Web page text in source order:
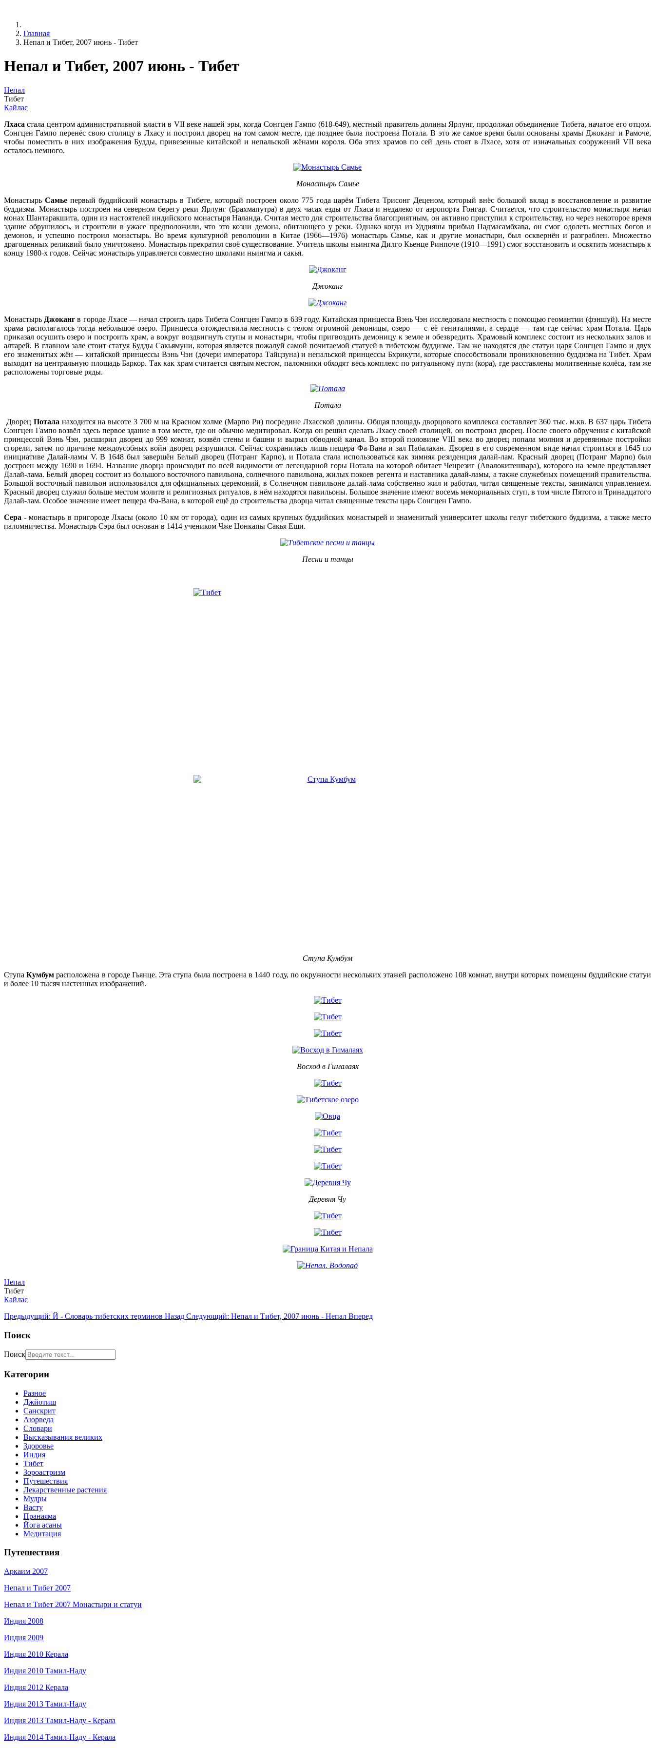
Главная
Непал и Тибет, 2007 июнь - Тибет
Непал и Тибет, 2007 июнь - Тибет
Непал
Тибет
Кайлас
Лхаса стала центром административной власти в VII веке нашей эры, когда Сонгцен Гампо (618-649), местный правитель долины Ярлунг, продолжал объединение Тибета, начатое его отцом.
Сонгцен Гампо перенёс свою столицу в Лхасу и построил дворец на том самом месте, где позднее была построена Потала. В это же самое время были основаны храмы Джоканг и Рамоче,
чтобы поместить в них изображения Будды, привезенные китайской и непальской жёнами короля. Оба этих храмов по сей день стоят в Лхасе, хотя от изначальных сооружений VII века
осталось немного.
Монастырь Самье
Монастырь Самьепервый буддийский монастырь в Тибете, который построен около 775 года царём Тибета Трисонг Деценом, который внёс большой вклад в восстановление и развитие
буддизма. Монастырь построен на северном берегу реки Ярлунг (Брахмапутра) в двух часах езды от Лхаса и недалеко от аэропорта Гонгар. Считается, что строительство монастыря начал
монах Шантаракшита, один из настоятелей индийского монастыря Наланда. Считая место для строительства благоприятным, он активно приступил к строительству, но через некоторое время
здание обрушилось, и строители в ужасе предположили, что это козни демона, обитающего у реки. Однако когда из Уддияны прибыл Падмасамбхава, он смог одолеть местных богов и
демонов, и успешно построил монастырь. Во время культурной революции в Китае (1966—1976) монастырь Самье, как и другие монастыри, был осквернён и разграблен. Множество
драгоценных реликвий было уничтожено. Монастырь прекратил своё существование. Учитель школы ньингма Дилго Кьенце Ринпоче (1910—1991) смог восстановить и освятить монастырь к
концу 1980-х годов. Сейчас монастырь управляется совместно школами ньингма и сакья.
Джоканг
Монастырь Джоканг в городе Лхасе — начал строить царь Тибета Сонгцен Гампо в 639 году. Китайская принцесса Вэнь Чэн исследовала местность с помощью геомантии (фэншуй). На месте
храма располагалось тогда небольшое озеро. Принцесса отождествила местность с телом огромной демоницы, озеро — с её гениталиями, а сердце — там где сейчас храм Потала. Царь
приказал осушить озеро и построить храм, а вокруг воздвигнуть ступы и монастыри, чтобы пригвоздить демоницу к земле и обезвредить. Храмовый комплекс состоит из нескольких залов и
алтарей. В главном зале стоит статуя Будды Сакьямуни, которая является пожалуй самой почитаемой статуей в тибетском буддизме. Там же находятся две статуи царя Сонгцен Гампо и двух
его знаменитых жён — китайской принцессы Вэнь Чэн (дочери императора Тайцзуна) и непальской принцессы Бхрикути, которые способствовали проникновению буддизма на Тибет. Храм
выходит на центральную площадь Баркор. Так как храм считается святым местом, паломники обходят весь комплекс по ритуальному пути (кора), где расставлены молитвенные колёса, там же
расположены торговые ряды.
Потала
Дворец Потала находится на высоте 3 700 м на Красном холме (Марпо Ри) посредине Лхасской долины. Общая площадь дворцового комплекса составляет 360 тыс. м.кв. В 637 царь Тибета
Сонгцен Гампо возвёл здесь первое здание в том месте, где он обычно медитировал. Когда он решил сделать Лхасу своей столицей, он построил дворец. После своего обручения с китайской
принцессой Вэнь Чэн, расширил дворец до 999 комнат, возвёл стены и башни и вырыл обводной канал. Во второй половине VIII века во дворец попала молния и деревянные постройки
сгорели, затем по причине междоусобных войн дворец разрушился. Сейчас сохранилась лишь пещера Фа-Вана и зал Пабалакан. Дворец в его современном виде начал строиться в 1645 по
инициативе Далай-ламы V. В 1648 был завершён Белый дворец (Потранг Карпо), и Потала стала использоваться как зимняя резиденция далай-лам. Красный дворец (Потранг Марпо) был
достроен между 1690 и 1694. Название дворца происходит по всей видимости от легендарной горы Потала на которой обитает Ченрезиг (Авалокитешвара), которого на земле представляет
Далай-лама. Белый дворец состоит из большого восточного павильона, солнечного павильона, жилых покоев регента и наставника далай-ламы, а также служебных помещений правительства.
Большой восточный павильон использовался для официальных церемоний, в Солнечном павильоне далай-лама собственно жил и работал, читал священные тексты, занимался управлением.
Красный дворец служил больше местом молитв и религиозных ритуалов, в нём находятся павильоны. Большое значение имеют восемь мемориальных ступ, в том числе Пятого и Тринадцатого
Далай-лам. Особое значение имеет пещера Фа-Вана, в которой ещё до строительства дворца читал священные тексты царь Сонгцен Гампо.
Сера - монастырь в пригороде Лхасы (около 10 км от города), один из самых крупных буддийских монастырей и знаменитый университет школы гелуг тибетского буддизма, а также место
паломничества. Монастырь Сэра был основан в 1414 учеником Чже Цонкапы Сакья Еши.
Песни и танцы
Ступа Кумбум
СтупаКумбум расположена в городе Гьянце. Эта ступа была построена в 1440 году, по окружности нескольких этажей расположено 108 комнат, внутри которых помещены буддийские статуи
и более 10 тысяч настенных изображений.
Восход в Гималаях
Деревня Чу
Непал
Тибет
Кайлас
Предыдущий: Й - Словарь тибетских терминов Назад Следующий: Непал и Тибет, 2007 июнь - Непал Вперед
Поиск
Поиск
Категории
Разное
Джйотиш
Санскрит
Аюрведа
Словари
Высказывания великих
Здоровье
Индия
Тибет
Зороастризм
Путешествия
Лекарственные растения
Мудры
Васту
Пранаяма
Йога асаны
Медитация
Путешествия
Аркаим 2007
Непал и Тибет 2007
Непал и Тибет 2007 Монастыри и статуи
Индия 2008
Индия 2009
Индия 2010 Керала
Индия 2010 Тамил-Наду
Индия 2012 Керала
Индия 2013 Тамил-Наду
Индия 2013 Тамил-Наду - Керала
Индия 2014 Тамил-Наду - Керала